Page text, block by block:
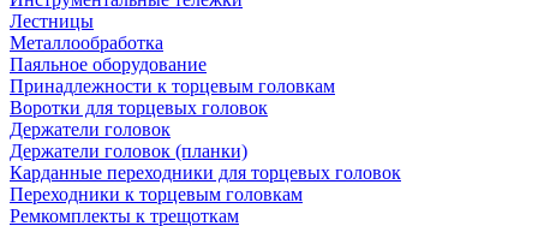
Лестницы
Металлообработка
Паяльное оборудование
Принадлежности к торцевым головкам
Воротки для торцевых головок
Держатели головок
Держатели головок (планки)
Карданные переходники для торцевых головок
Переходники к торцевым головкам
Ремкомплекты к трещоткам